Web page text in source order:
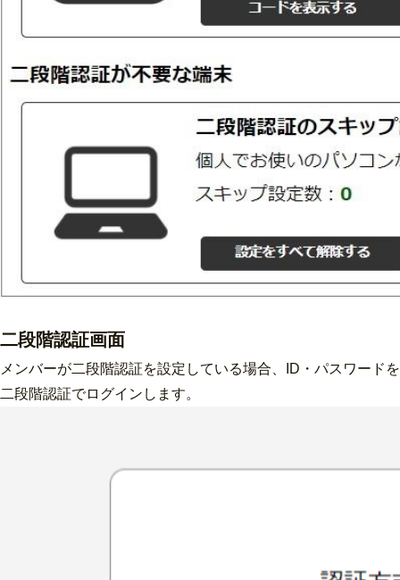
二段階認証画面
メンバーが二段階認証を設定している場合、ID・パスワード
二段階認証でログインします。